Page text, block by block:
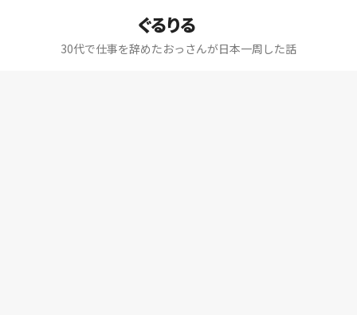
ぐるりる
30代で仕事を辞めたおっさんが日本一周した話